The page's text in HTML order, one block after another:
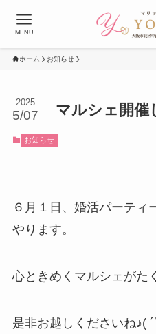
MENU
ホーム お知らせ
マルシェ開
2025
5/07
お知らせ
６月１日、婚活パーティ
やります。
心ときめくマルシェがた
是非お越しくださいね♪(